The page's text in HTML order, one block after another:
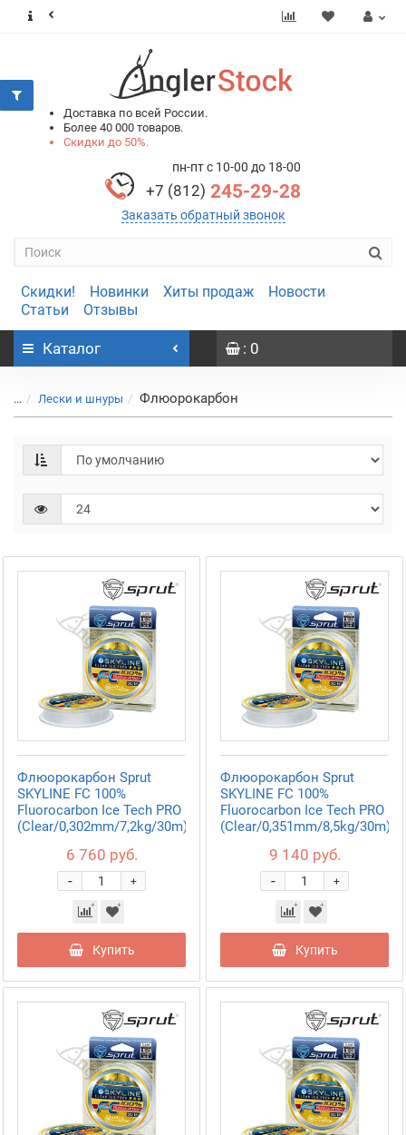
Доставка по всей России.
Более 40 000 товаров.
Скидки до 50%.
пн-пт с 10-00 до 18-00
+7 (812) 245-29-28
Заказать обратный звонок
Скидки! Новинки Хиты продаж
Новости
Статьи
Отзывы
Каталог : 0
... Лески и шнуры Флюорокарбон
Флюорокарбон Sprut
SKYLINE FC 100%
Fluorocarbon Ice Tech PRO
(Clear/0,302mm/7,2kg/30m)
6 760 руб.
+
-
Купить
Флюорокарбон Sprut
SKYLINE FC 100%
Fluorocarbon Ice Tech PRO
(Clear/0,351mm/8,5kg/30m)
9 140 руб.
+
-
Купить